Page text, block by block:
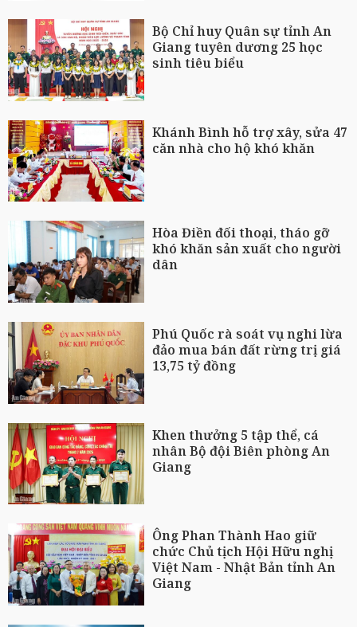
Bộ Chỉ huy Quân sự tỉnh An
Giang tuyên dương 25 học
sinh tiêu biểu
Khánh Bình hỗ trợ xây, sửa 47
căn nhà cho hộ khó khăn
Hòa Điền đối thoại, tháo gỡ
khó khăn sản xuất cho người
dân
Phú Quốc rà soát vụ nghi lừa
đảo mua bán đất rừng trị giá
13,75 tỷ đồng
Khen thưởng 5 tập thể, cá
nhân Bộ đội Biên phòng An
Giang
Ông Phan Thành Hao giữ
chức Chủ tịch Hội Hữu nghị
Việt Nam - Nhật Bản tỉnh An
Giang